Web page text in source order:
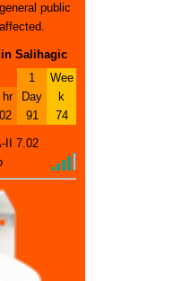
public
Salihagic
hr
1
Day
91
Wee
k
74
7.02